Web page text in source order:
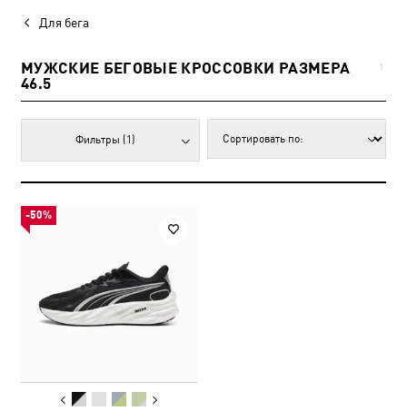
Для бега
МУЖСКИЕ БЕГОВЫЕ КРОССОВКИ РАЗМЕРА
46.5
1
Фильтры (1)
-50%